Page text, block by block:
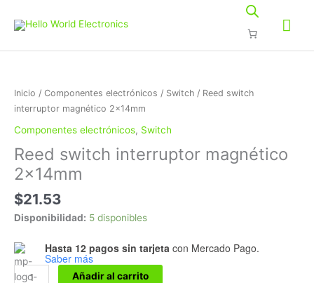
Inicio / Componentes electrónicos / Switch / Reed switch
interruptor magnético 2x14mm
Componentes electrónicos, Switch
Reed switch interruptor magnético
2x14mm
$21.53
Disponibilidad: 5 disponibles
Hasta 12 pagos sin tarjeta con Mercado Pago.
Saber más
interruptor
magnético
cantidad
Añadir al carrito